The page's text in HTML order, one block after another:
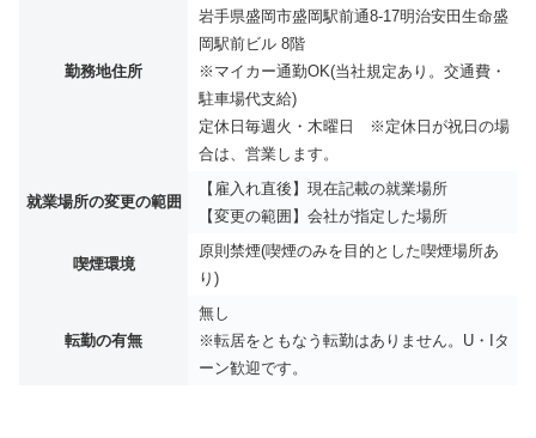
勤務地住所
岩手県盛岡市盛岡駅前通8-17明治安田生命盛
岡駅前ビル 8階
※マイカー通勤OK(当社規定あり。交通費・
駐車場代支給)
定休日毎週火・木曜日 ※定休日が祝日の場
合は、営業します。
就業場所の変更の範囲
【雇入れ直後】現在記載の就業場所
【変更の範囲】会社が指定した場所
喫煙環境
原則禁煙(喫煙のみを目的とした喫煙場所あ
り)
転勤の有無
無し
※転居をともなう転勤はありません。U・Iタ
ーン歓迎です。